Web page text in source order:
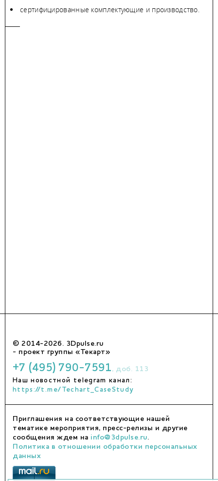
сертифицированные комплектующие и производство.
© 2014-2026. 3Dpulse.ru
- проект группы «Текарт»
+7 (495) 790-7591 , доб. 113
Наш новостной telegram канал:
https://t.me/Techart_CaseStudy
Приглашения на соответствующие нашей
тематике мероприятия, пресс-релизы и другие
сообщения ждем на info@3dpulse.ru.
Политика в отношении обработки персональных
данных